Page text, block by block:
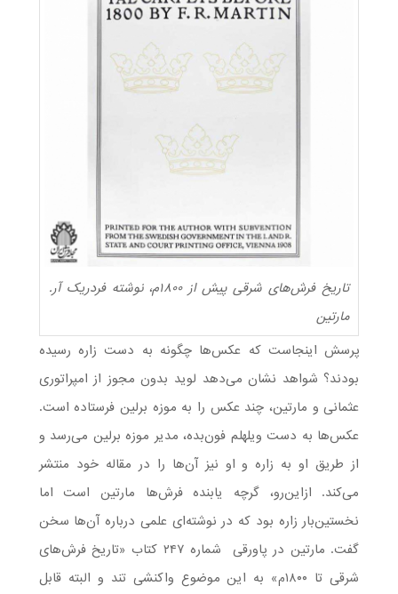
تاریخ فرش‌های شرقی پیش از ۱۸۰۰م، نوشته فردریک آر.
مارتین
پرسش اینجاست که عکس‌ها چگونه به دست زاره رسیده
بودند؟ شواهد نشان می‌دهد لوید بدون مجوز از امپراتوری
عثمانی و مارتین، چند عکس را به موزه برلین فرستاده است.
عکس‌ها به دست ویلهلم فون‌بده، مدیر موزه برلین می‌رسد و
از طریق او به زاره و او نیز آن‌ها را در مقاله خود منتشر
می‌کند. ازاین‌رو، گرچه یابنده فرش‌ها مارتین است اما
نخستین‌بار زاره بود که در نوشته‌ای علمی درباره آن‌ها سخن
گفت. مارتین در پاورقی شماره ۲۴۷ کتاب «تاریخ فرش‌های
شرقی تا ۱۸۰۰م» به این موضوع واکنشی تند و البته قابل